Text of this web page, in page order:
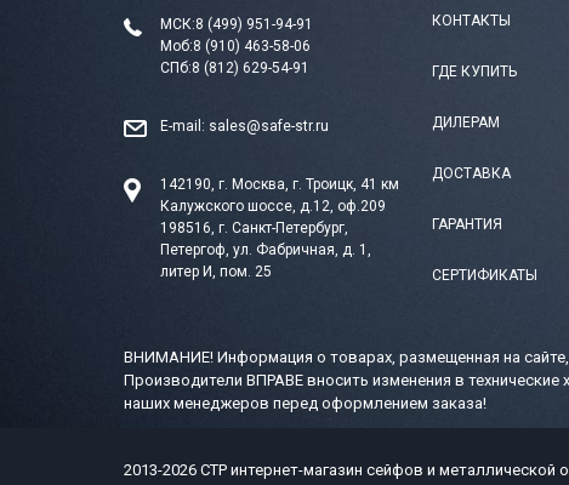
МСК:8 (499) 951-94-91
Моб:8 (910) 463-58-06
СПб:8 (812) 629-54-91
E-mail: sales@safe-str.ru
142190, г. Москва, г. Троицк, 41 км
Калужского шоссе, д.12, оф.209
198516, г. Санкт-Петербург,
Петергоф, ул. Фабричная, д. 1,
литер И, пом. 25
КОНТАКТЫ
ГДЕ КУПИТЬ
ДИЛЕРАМ
ДОСТАВКА
ГАРАНТИЯ
СЕРТИФИКАТЫ
ВНИМАНИЕ! Информация о товарах, размещенная на
Производители ВПРАВЕ вносить изменения в
наших менеджеров перед оформлением заказа!
2013-2026 СТР интернет-магазин сейфов и металлической